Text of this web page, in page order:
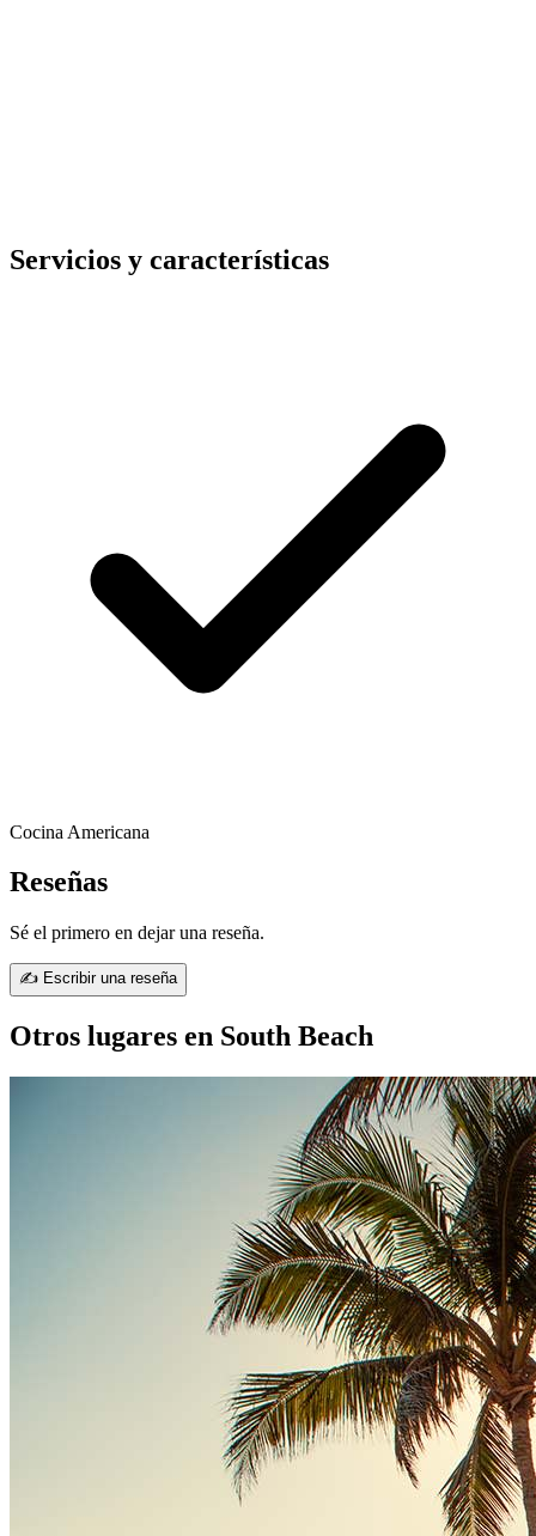
Servicios y características
Cocina Americana
Reseñas
Sé el primero en dejar una reseña.
✍ Escribir una reseña
Otros lugares en South Beach